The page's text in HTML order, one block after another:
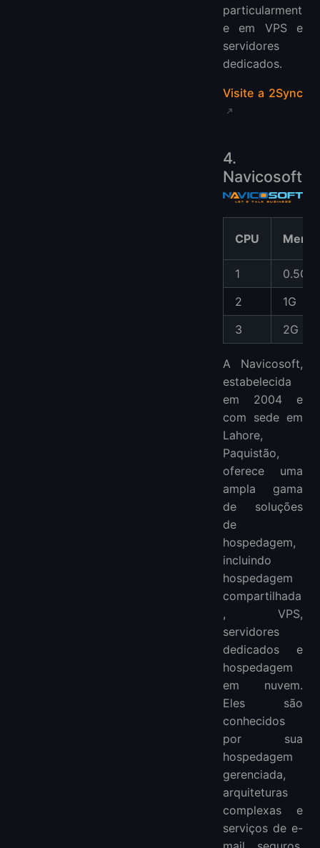
particularment
e em VPS e
servidores
dedicados.
Visite a 2Sync
4.
Navicosoft
CPU
1
0.5G
2
1G
3
2G
A Navicosoft,
estabelecida
em 2004 e
com sede em
Lahore,
Paquistão,
oferece uma
ampla gama
de soluções
de
hospedagem,
incluindo
hospedagem
compartilhada
, VPS,
servidores
dedicados e
hospedagem
em nuvem.
Eles são
conhecidos
por sua
hospedagem
gerenciada,
arquiteturas
complexas e
serviços de e-